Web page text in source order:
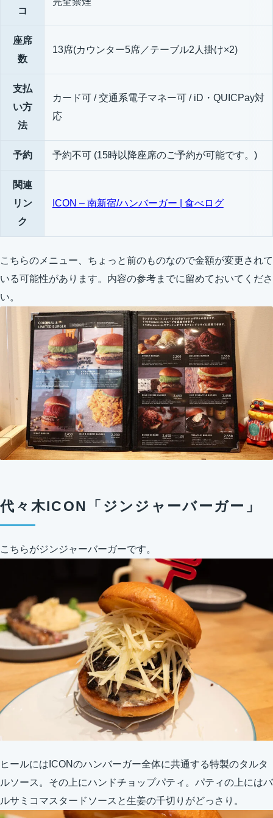
コ
座席
数
13席(カウンター5席／テーブル2人掛け×2)
支払
い方
法
カード可 / 交通系電子マネー可 / iD・QUICPay対
応
予約 予約不可 (15時以降座席のご予約が可能です。)
関連
リン
ク
ICON – 南新宿/ハンバーガー | 食べログ
こちらのメニュー、ちょっと前のものなので金額が変更されて
いる可能性があります。内容の参考までに留めておいてくださ
い。
代々木ICON「ジンジャーバーガー」
こちらがジンジャーバーガーです。
ヒールにはICONのハンバーガー全体に共通する特製のタルタ
ルソース。その上にハンドチョップパティ。パティの上にはバ
ルサミコマスタードソースと生姜の千切りがどっさり。